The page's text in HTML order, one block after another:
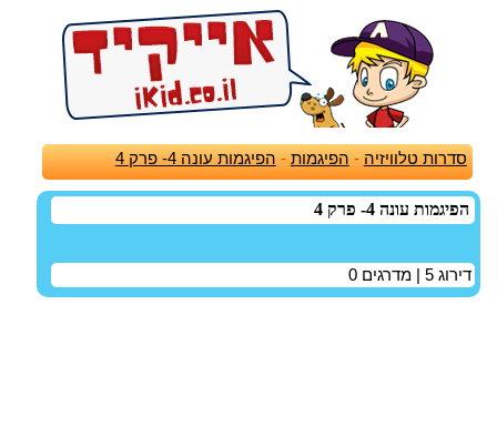
סדרות טלוויזיה - הפיגמות - הפיגמות עונה 4- פרק 4
הפיגמות עונה 4- פרק 4
דירוג 5 | מדרגים 0